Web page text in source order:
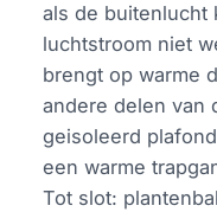
als de buitenlucht
luchtstroom niet
brengt op warme
andere delen van
geisoleerd
een warme
Tot slot: